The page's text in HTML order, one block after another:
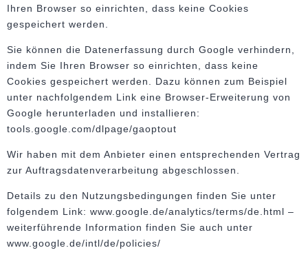
Ihren Browser so einrichten, dass keine Cookies
gespeichert werden.
Sie können die Datenerfassung durch Google verhindern,
indem Sie Ihren Browser so einrichten, dass keine
Cookies gespeichert werden. Dazu können zum Beispiel
unter nachfolgendem Link eine Browser-Erweiterung von
Google herunterladen und installieren:
tools.google.com/dlpage/gaoptout
Wir haben mit dem Anbieter einen entsprechenden Vertrag
zur Auftragsdatenverarbeitung abgeschlossen.
Details zu den Nutzungsbedingungen finden Sie unter
folgendem Link: www.google.de/analytics/terms/de.html –
weiterführende Information finden Sie auch unter
www.google.de/intl/de/policies/